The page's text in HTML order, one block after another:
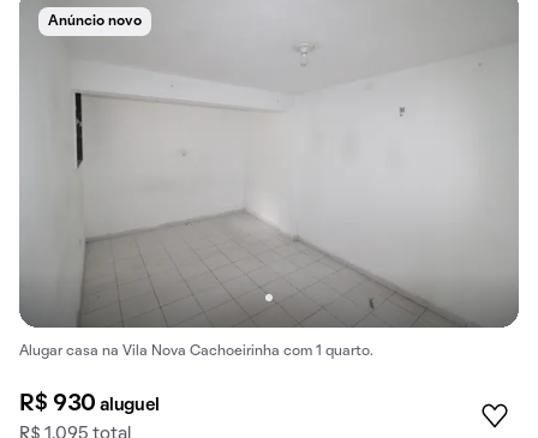
Anúncio novo
Alugar casa na Vila Nova Cachoeirinha com 1 quarto.
R$ 930aluguel